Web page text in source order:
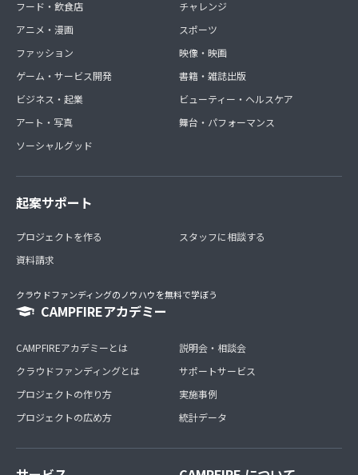
フード・飲食店
アニメ・漫画
ファッション
ゲーム・サービス開発
ビジネス・起業
アート・写真
ソーシャルグッド
チャレンジ
スポーツ
映像・映画
書籍・雑誌出版
ビューティー・ヘルスケア
舞台・パフォーマンス
起案サポート
プロジェクトを作る
資料請求
スタッフに相談する
クラウドファンディングのノウハウを無料で学ぼう
CAMPFIREアカデミー
CAMPFIREアカデミーとは
クラウドファンディングとは
プロジェクトの作り方
プロジェクトの広め方
説明会・相談会
サポートサービス
実施事例
統計データ